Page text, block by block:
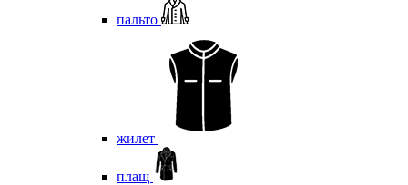
пальто
жилет
плащ